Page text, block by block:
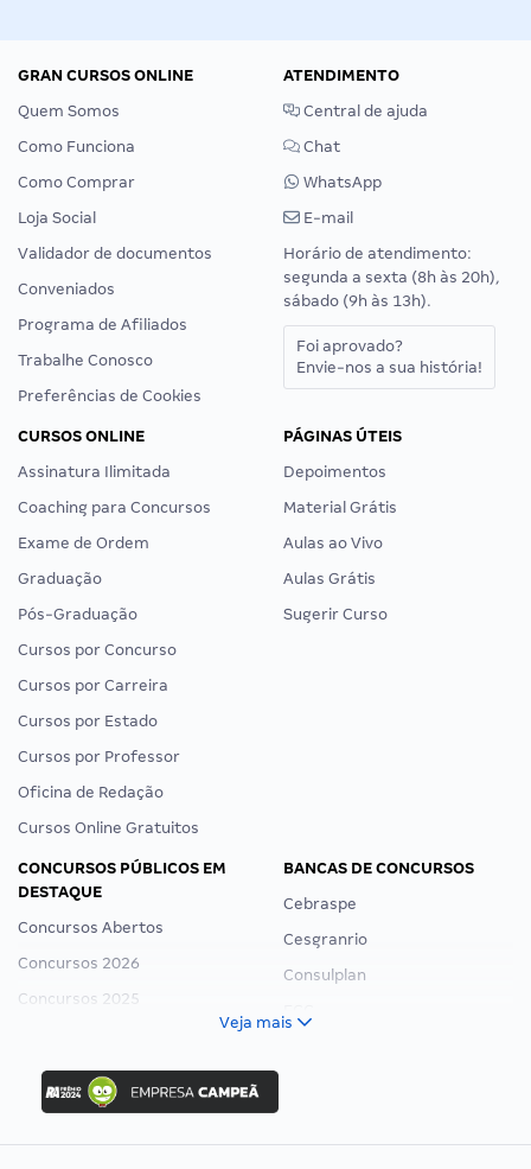
GRAN CURSOS ONLINE
Quem Somos
Como Funciona
Como Comprar
Loja Social
Validador de documentos
Conveniados
Programa de Afiliados
Trabalhe Conosco
Preferências de Cookies
ATENDIMENTO
Central de ajuda
Chat
WhatsApp
E-mail
Horário de atendimento:
segunda a sexta (8h às 20h),
sábado (9h às 13h).
Foi aprovado?
Envie-nos a sua história!
CURSOS ONLINE
Assinatura Ilimitada
Coaching para Concursos
Exame de Ordem
Graduação
Pós-Graduação
Cursos por Concurso
Cursos por Carreira
Cursos por Estado
Cursos por Professor
Oficina de Redação
Cursos Online Gratuitos
PÁGINAS ÚTEIS
Depoimentos
Material Grátis
Aulas ao Vivo
Aulas Grátis
Sugerir Curso
CONCURSOS PÚBLICOS EM
DESTAQUE
Concursos Abertos
Concursos 2026
Concursos 2025
Concurso Ibama
Concurso MPU
Editais publicados
BANCAS DE CONCURSOS
Cebraspe
Cesgranrio
Consulplan
Veja mais